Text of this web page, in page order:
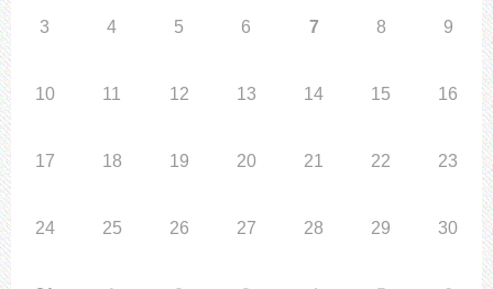
3 4 5 6 7 8 9
10 11 12 13 14 15 16
17 18 19 20 21 22 23
24 25 26 27 28 29 30